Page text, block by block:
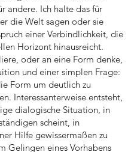
andere. Ich halte das für
die Welt sagen oder sie
einer Verbindlichkeit, die
Horizont hinausreicht.
oder an eine Form denke,
und einer simplen Frage:
Form um deutlich zu
Interessanterweise entsteht,
dialogische Situation, in
scheint, in
Hilfe gewissermaßen zu
Gelingen eines Vorhabens